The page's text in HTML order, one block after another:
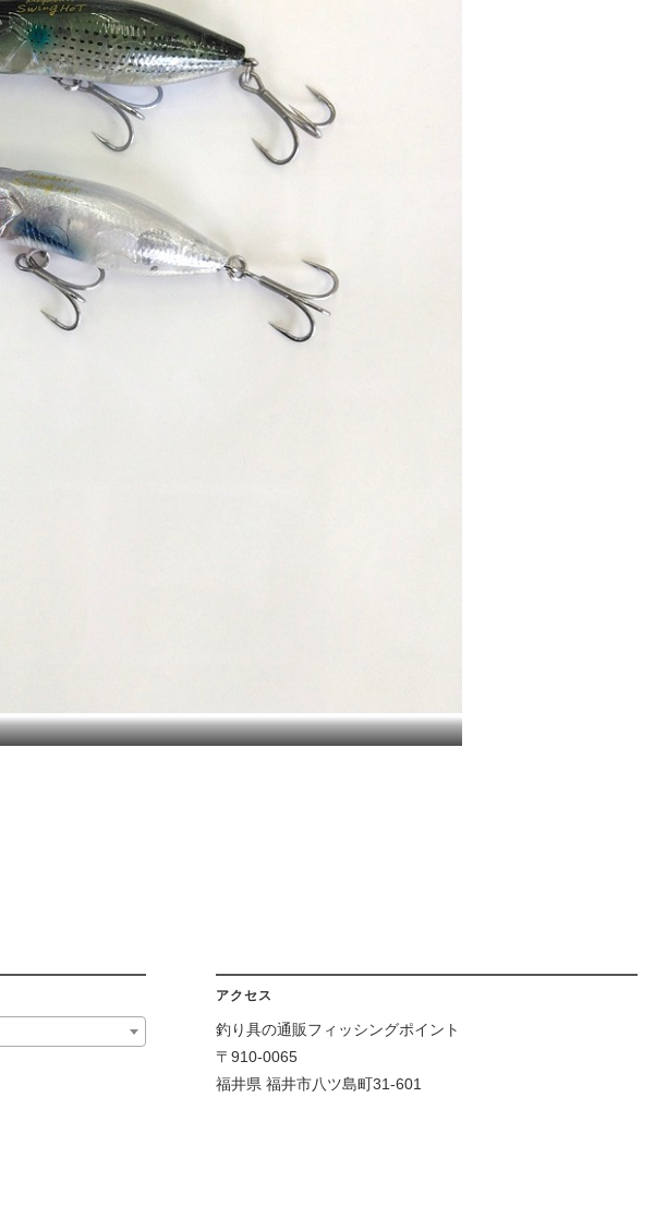
アクセス
釣り具の通販フィッシングポイント
〒910-0065
福井県 福井市八ツ島町31-601